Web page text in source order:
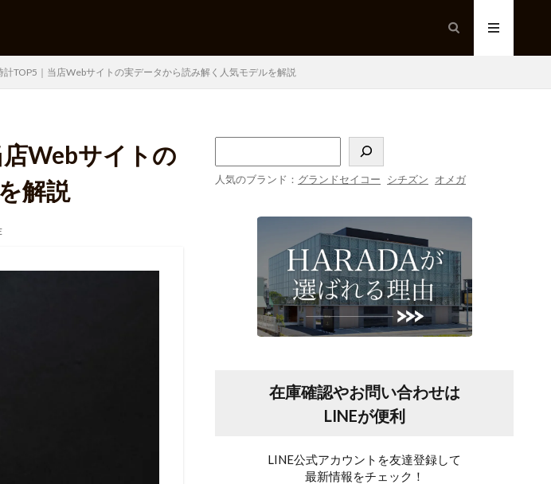
TOP5｜当店Webサイトの実データから読み解く人気モデルを解説
Webサイトの
解説
人気のブランド： グランドセイコー シチズン オメガ
在庫確認やお問い合わせは
LINEが便利
LINE公式アカウントを友達登録して
最新情報をチェック！